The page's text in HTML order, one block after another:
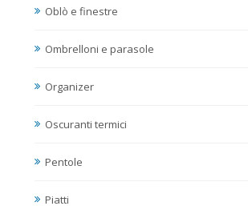
Oblò e finestre
Ombrelloni e parasole
Organizer
Oscuranti termici
Pentole
Piatti